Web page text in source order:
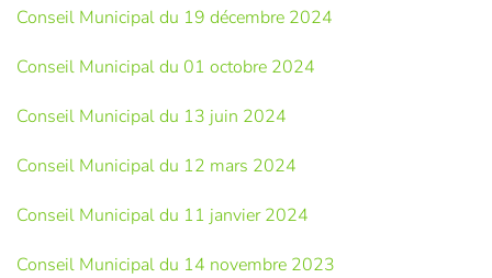
Conseil Municipal du 19 décembre 2024
Conseil Municipal du 01 octobre 2024
Conseil Municipal du 13 juin 2024
Conseil Municipal du 12 mars 2024
Conseil Municipal du 11 janvier 2024
Conseil Municipal du 14 novembre 2023